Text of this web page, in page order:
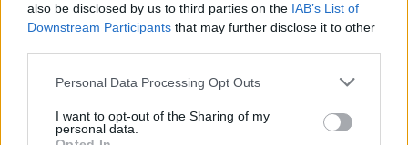
also be disclosed by us to third parties on the IAB’s List of
Downstream Participants that may further disclose it to other
Please note that this website/app uses one or more Google
not limited to your visit or usage behaviour. You may click to
grant or deny consent to Google and its third-party tags to
Personal Data Processing Opt Outs
I want to opt-out of the Sharing of my
personal data.
ΑΣΕΠ: Πιστοποίηση Αγγλικών σε